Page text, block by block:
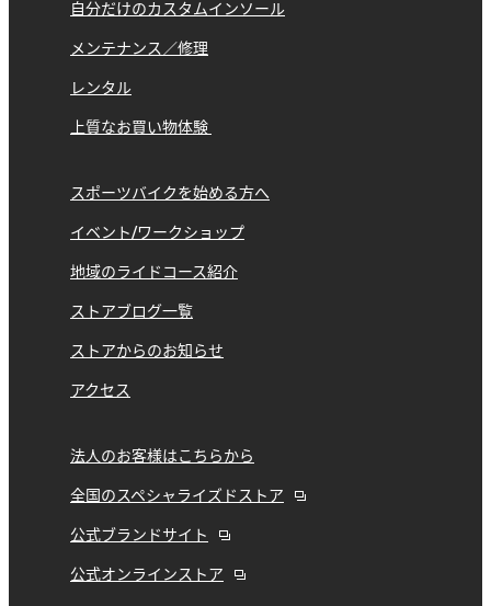
自分だけのカスタムインソール
メンテナンス／修理
レンタル
上質なお買い物体験
スポーツバイクを始める方へ
イベント/ワークショップ
地域のライドコース紹介
ストアブログ一覧
ストアからのお知らせ
アクセス
法人のお客様はこちらから
全国のスペシャライズドストア
公式ブランドサイト
公式オンラインストア